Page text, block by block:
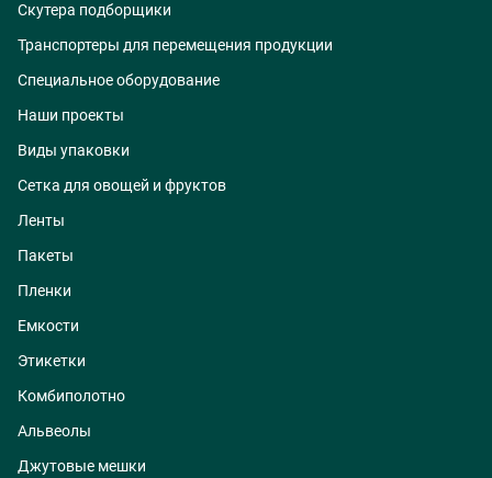
Скутера подборщики
Транспортеры для перемещения продукции
Специальное оборудование
Наши проекты
Виды упаковки
Сетка для овощей и фруктов
Ленты
Пакеты
Пленки
Емкости
Этикетки
Комбиполотно
Альвеолы
Джутовые мешки